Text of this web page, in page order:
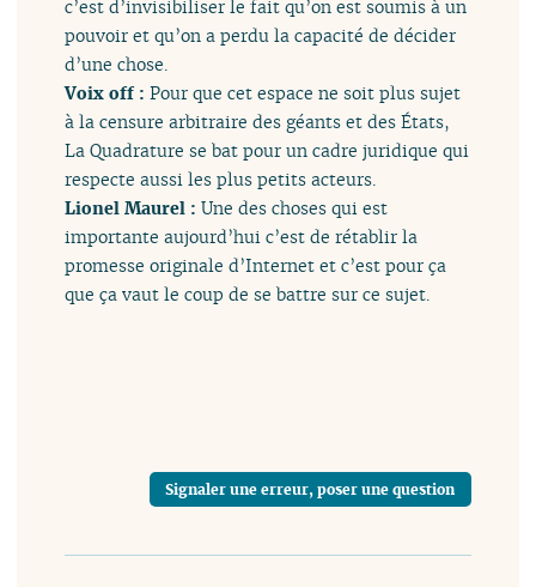
c’est d’invisibiliser le fait qu’on est soumis à un
pouvoir et qu’on a perdu la capacité de décider
d’une chose.
Voix off :Pour que cet espace ne soit plus sujet
à la censure arbitraire des géants et des États,
La Quadrature se bat pour un cadre juridique qui
respecte aussi les plus petits acteurs.
Lionel Maurel :Une des choses qui est
importante aujourd’hui c’est de rétablir la
promesse originale d’Internet et c’est pour ça
que ça vaut le coup de se battre sur ce sujet.
Signaler une erreur, poser une question